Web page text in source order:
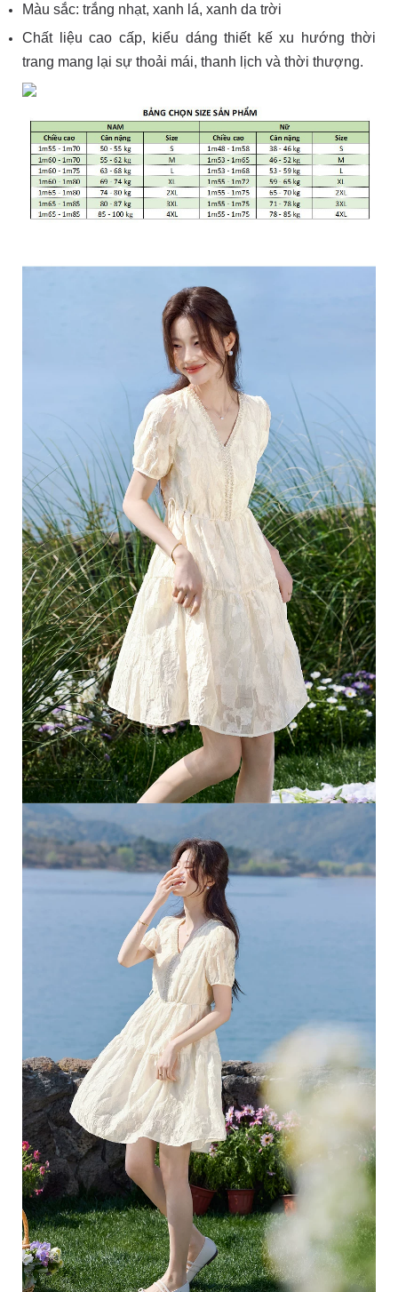
Màu sắc: trắng nhạt, xanh lá, xanh da trời
Chất liệu cao cấp, kiểu dáng thiết kế xu hướng thời
trang mang lại sự thoải mái, thanh lịch và thời thượng.